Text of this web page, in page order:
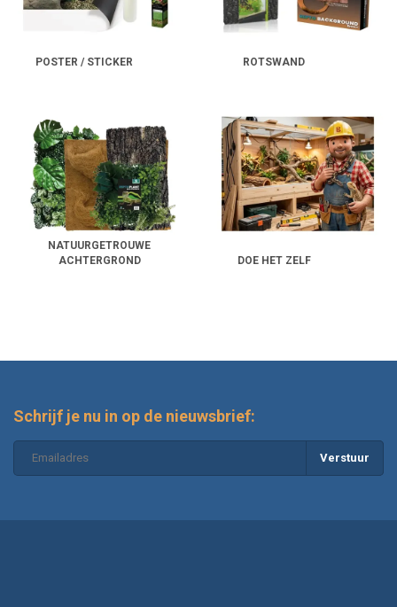
Waarom een achterwand in het terrarium?
Een achterwand kan juist zorgen voor
extra houvasten een natuurlijker
beter benutten: je creëert een verticale zone waar je dier kan klimmen,
rusten of wegkruipen, zonder dat je de bodem volledig vol hoeft te
zetten met decoratie.
Meer diepte en uitstraling
in je terrarium
Extra schuilplekkendoor richels, holtes en reliëf
Meer klimmogelijkheden
voor actieve soorten
Techniek uit het zicht
(kabels, slangen, achterliggende
Niet elke achterwand past bij elke opstelling. Denk daarom eerst na over
3D rots- en structuurachterwanden
3D achterwanden met rots- of wortelstructuur geven meteen een
POSTER / STICKER ROTSWAND
NATUURGETROUWE
ACHTERGROND
DOE HET ZELF
Schrijf je nu in op de nieuwsbrief:
Verstuur